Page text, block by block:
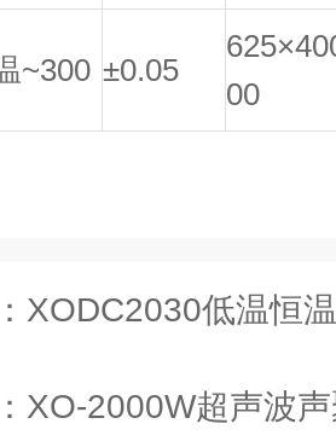
~300 ±0.05
00
XODC2030低温恒
XO-2000W超声波声聚能